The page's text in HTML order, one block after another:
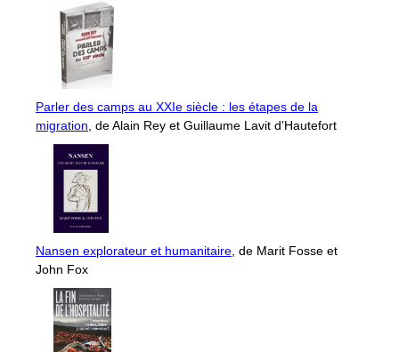
Parler des camps au XXIe siècle : les étapes de la
migration , de Alain Rey et Guillaume Lavit d’Hautefort
Nansen explorateur et humanitaire , de Marit Fosse et
John Fox